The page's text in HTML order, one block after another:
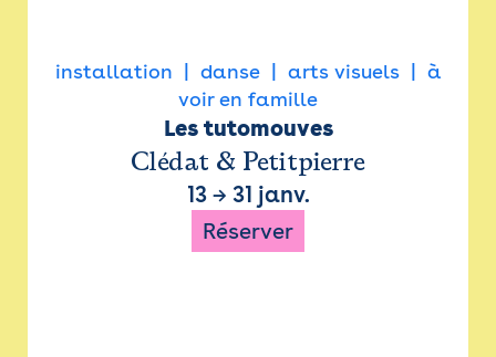
installation danse arts visuels
à
voir en famille
Les tutomouves
Clédat & Petitpierre
13→ 31 janv.
Réserver